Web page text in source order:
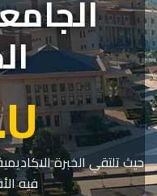
حيث تلتقي الخبرة
فيه